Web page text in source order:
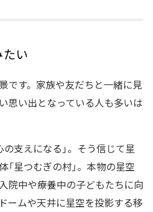
い
です。家族や友だちと一緒に見
思い出となっている人も多いは
の支えになる」。そう信じて星
星つむぎの村」。本物の星空
院中や療養中の子どもたちに向
ームや天井に星空を投影する移